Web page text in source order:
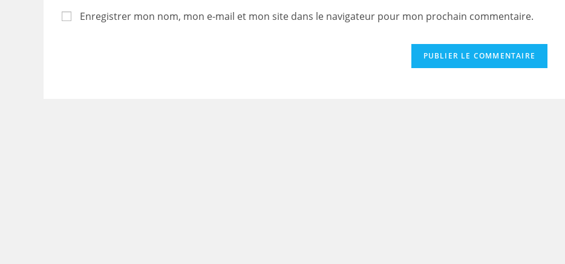
or
address
votre
(facultatif)
Enregistrer mon nom, mon e-mail et mon site dans le navigateur pour mon prochain commentaire.